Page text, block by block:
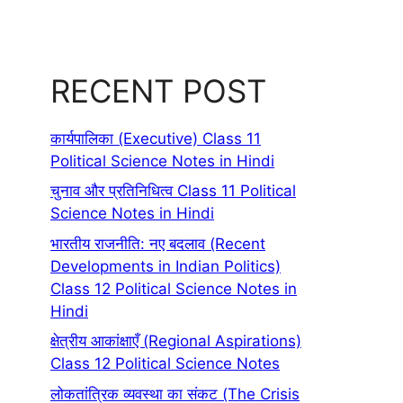
RECENT POST
कार्यपालिका (Executive) Class 11
Political Science Notes in Hindi
चुनाव और प्रतिनिधित्व Class 11 Political
Science Notes in Hindi
भारतीय राजनीति: नए बदलाव (Recent
Developments in Indian Politics)
Class 12 Political Science Notes in
Hindi
क्षेत्रीय आकांक्षाएँ (Regional Aspirations)
Class 12 Political Science Notes
लोकतांत्रिक व्यवस्था का संकट (The Crisis